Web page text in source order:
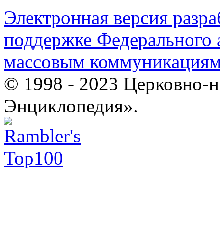
Электронная версия
поддержке Федерального
массовым
© 1998 - 2023 Церковно-
Энциклопедия».